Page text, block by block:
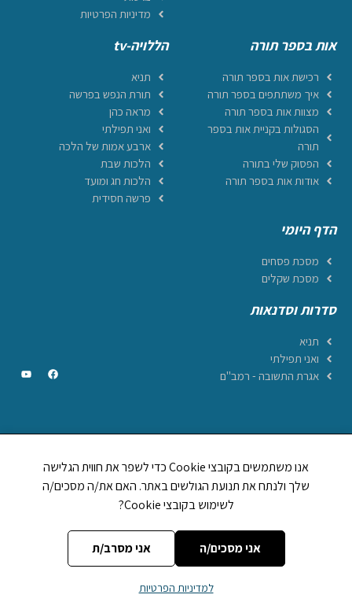
מדיניות הפרטיות
אות בספר תורה
רכישת אות בספר תורה
איך משתתפים בספר תורה
מצוות אות בספר תורה
הסגולות בקניית אות בספר
תורה
הפסוק שלי בתורה
אודות אות בספר תורה
הללויה-tv
תניא
תורת הנפש בפרשה
מראה כהן
ואני תפילתי
ארבע אמות של הלכה
הלכות שבת
הלכות חג ומועד
פרשה חסידית
הדף היומי
מסכת פסחים
מסכת שקלים
סדרות וסדנאות
תניא
ואני תפילתי
אגרת התשובה - רמב"ם
תהילים ביחד
מה מברכים על לוח וזמני היום
אנו משתמשים בקובצי Cookie כדי לשפר את חווית הגלישה
שלך ולנתח את תנועת הגולשים באתר. האם את/ה מסכים/ה
לשימוש בקובצי Cookie?
אני מסכים/ה אני מסרב/ת
למדיניות הפרטיות
רשומה:580599892